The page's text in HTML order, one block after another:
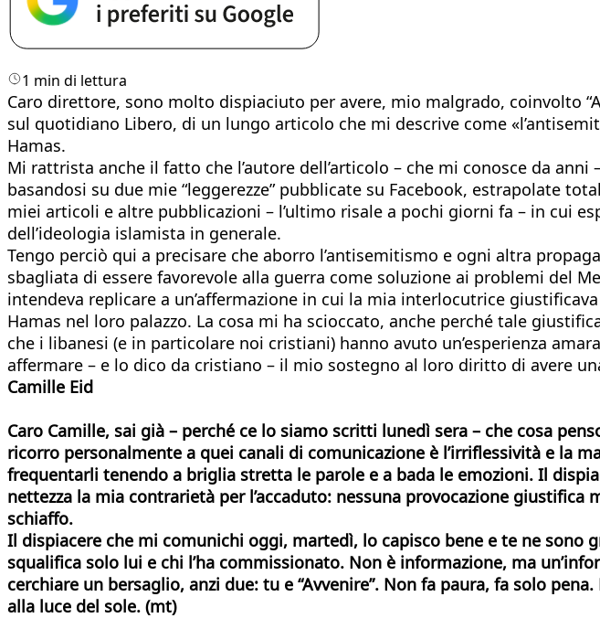
1 min di lettura
Caro direttore, sono molto dispiaciuto per avere, mio malgrado, coinvolto
sul quotidiano Libero, di un lungo articolo che mi descrive come
Hamas.
Mi rattrista anche il fatto che l’autore dell’articolo – che mi conosce da
basandosi su due mie “leggerezze” pubblicate su Facebook, estrapolate
miei articoli e altre pubblicazioni – l’ultimo risale a pochi giorni fa – in cui
dell’ideologia islamista in generale.
Tengo perciò qui a precisare che aborro l’antisemitismo e ogni altra
sbagliata di essere favorevole alla guerra come soluzione ai problemi del
intendeva replicare a un’affermazione in cui la mia interlocutrice
Hamas nel loro palazzo. La cosa mi ha scioccato, anche perché tale
che i libanesi (e in particolare noi cristiani) hanno avuto un’esperienza
affermare – e lo dico da cristiano – il mio sostegno al loro diritto di avere
Camille Eid
Caro Camille, sai già – perché ce lo siamo scritti lunedì sera – che cosa
ricorro personalmente a quei canali di comunicazione è l’irriflessività e la
frequentarli tenendo a briglia stretta le parole e a bada le emozioni. Il
nettezza la mia contrarietà per l’accaduto: nessuna provocazione
schiaffo.
Il dispiacere che mi comunichi oggi, martedì, lo capisco bene e te ne sono
squalifica solo lui e chi l’ha commissionato. Non è informazione, ma
cerchiare un bersaglio, anzi due: tu e “Avvenire”. Non fa paura, fa solo
alla luce del sole. (mt)